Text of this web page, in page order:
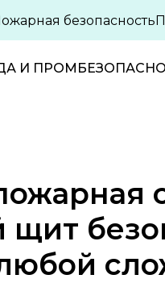
И
безопасность